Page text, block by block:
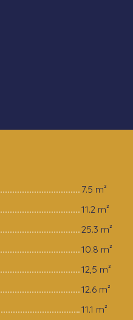
7.5 m²
11.2 m²
25.3 m²
10.8 m²
12,5 m²
12.6 m²
11.1 m²